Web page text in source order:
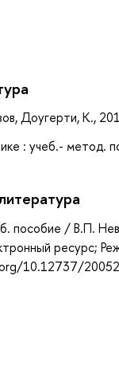
Доугерти, К.,
: учеб.- метод.
пособие /
ресурс;
10.12737/